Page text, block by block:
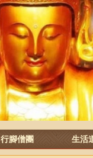
行腳僧團 生活